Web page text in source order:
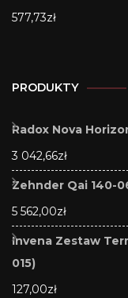
577,73zł
PRODUKTY
Radox Nova
3 042,66zł
Zehnder Qai 140-
5 562,00zł
Invena Zestaw
015)
127,00zł